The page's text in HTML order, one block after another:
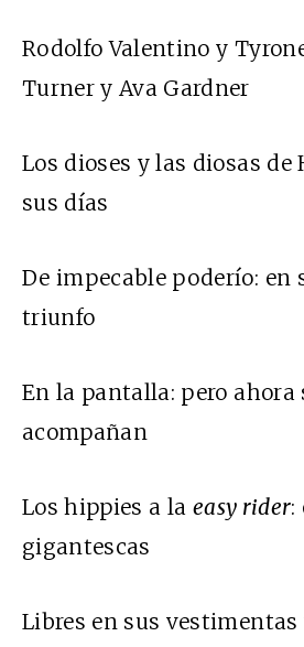
Rodolfo Valentino y
Turner y Ava Gardner
Los dioses y las diosas
sus días
De impecable poderío: en
triunfo
En la pantalla: pero ahora
acompañan
Los hippies a la easy rider:
gigantescas
Libres en sus vestimentas